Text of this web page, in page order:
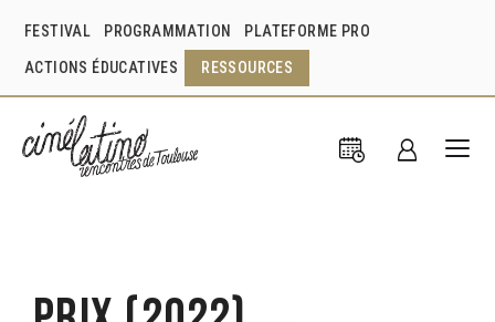
FESTIVAL PROGRAMMATION PLATEFORME PRO
ACTIONS ÉDUCATIVES RESSOURCES